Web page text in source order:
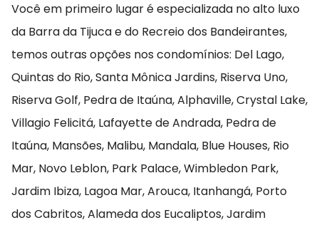
Você em primeiro lugar é especializada no alto luxo
da Barra da Tijuca e do Recreio dos Bandeirantes,
temos outras opções nos condomínios: Del Lago,
Quintas do Rio, Santa Mônica Jardins, Riserva Uno,
Riserva Golf, Pedra de Itaúna, Alphaville, Crystal Lake,
Villagio Felicitá, Lafayette de Andrada, Pedra de
Itaúna, Mansões, Malibu, Mandala, Blue Houses, Rio
Mar, Novo Leblon, Park Palace, Wimbledon Park,
Jardim Ibiza, Lagoa Mar, Arouca, Itanhangá, Porto
dos Cabritos, Alameda dos Eucaliptos, Jardim